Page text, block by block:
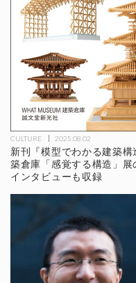
CULTURE 2025.08.02
新刊『模型でわかる建築
築倉庫「感覚する構造」
インタビューも収録